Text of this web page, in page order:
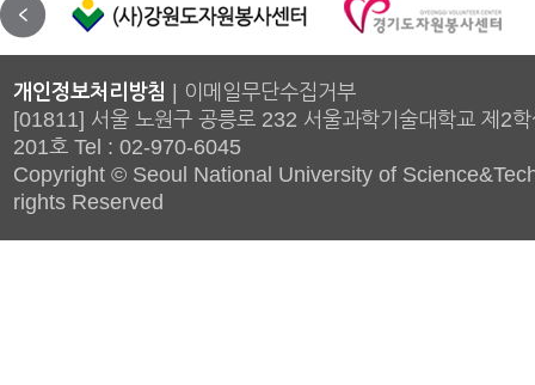
개인정보처리방침
이메일무단수집거부
[01811] 서울 노원구 공릉로 232 서울과학기술대학교 제2
201호 Tel : 02-970-6045
Copyright © Seoul National University of
rights Reserved